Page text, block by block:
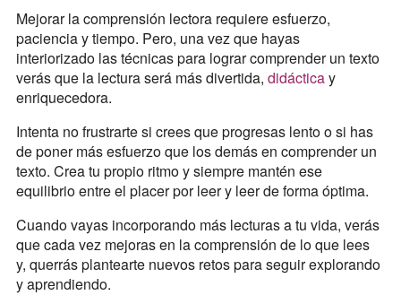
Mejorar la comprensión lectora requiere esfuerzo,
paciencia y tiempo. Pero, una vez que hayas
interiorizado las técnicas para lograr comprender un texto
verás que la lectura será más divertida, didácticay
enriquecedora.
Intenta no frustrarte si crees que progresas lento o si has
de poner más esfuerzo que los demás en comprender un
texto. Crea tu propio ritmo y siempre mantén ese
equilibrio entre el placer por leer y leer de forma óptima.
Cuando vayas incorporando más lecturas a tu vida, verás
que cada vez mejoras en la comprensión de lo que lees
y, querrás plantearte nuevos retos para seguir explorando
y aprendiendo.